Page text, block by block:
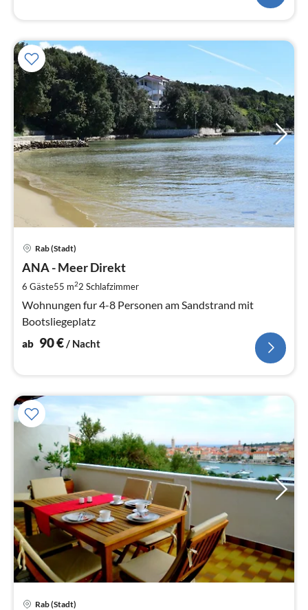
Rab (Stadt)
ANA - Meer Direkt
6 Gäste55 m22 Schlafzimmer
Wohnungen fur 4-8 Personen am Sandstrand mit
Bootsliegeplatz
ab 90€/ Nacht
Rab (Stadt)